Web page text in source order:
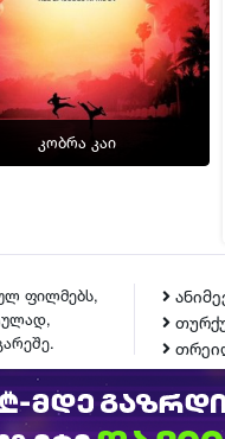
კობრა კაი
ფილმებს,